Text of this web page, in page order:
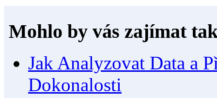
Mohlo by vás zajímat
Jak Analyzovat Data a
Dokonalosti